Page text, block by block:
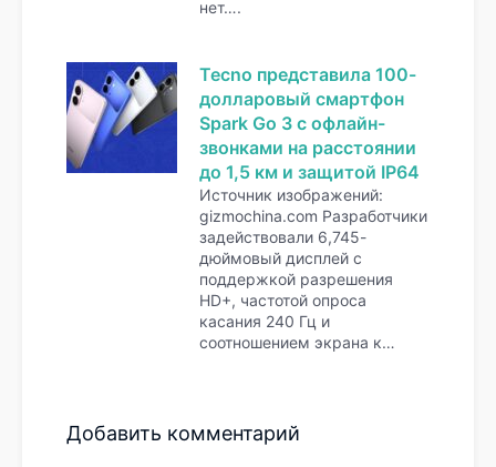
нет….
Tecno представила 100-
долларовый смартфон
Spark Go 3 с офлайн-
звонками на расстоянии
до 1,5 км и защитой IP64
Источник изображений:
gizmochina.com Разработчики
задействовали 6,745-
дюймовый дисплей с
поддержкой разрешения
HD+, частотой опроса
касания 240 Гц и
соотношением экрана к…
Добавить комментарий